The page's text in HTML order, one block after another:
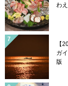
わ
【
ガ
版